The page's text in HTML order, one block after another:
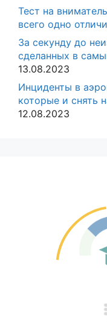
Тест на
всего одно
За секунду до
сделанных в
13.08.2023
Инциденты в
которые и снять
12.08.2023